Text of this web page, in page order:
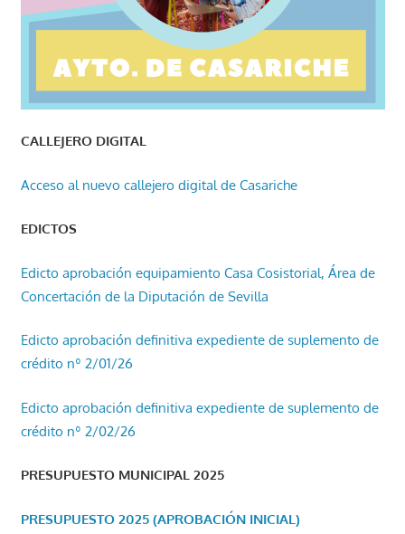
CALLEJERO DIGITAL
Acceso al nuevo callejero digital de Casariche
EDICTOS
Edicto aprobación equipamiento Casa Cosistorial, Área de
Concertación de la Diputación de Sevilla
Edicto aprobación definitiva expediente de suplemento de
crédito nº 2/01/26
Edicto aprobación definitiva expediente de suplemento de
crédito nº 2/02/26
PRESUPUESTO MUNICIPAL 2025
PRESUPUESTO 2025 (APROBACIÓN INICIAL)